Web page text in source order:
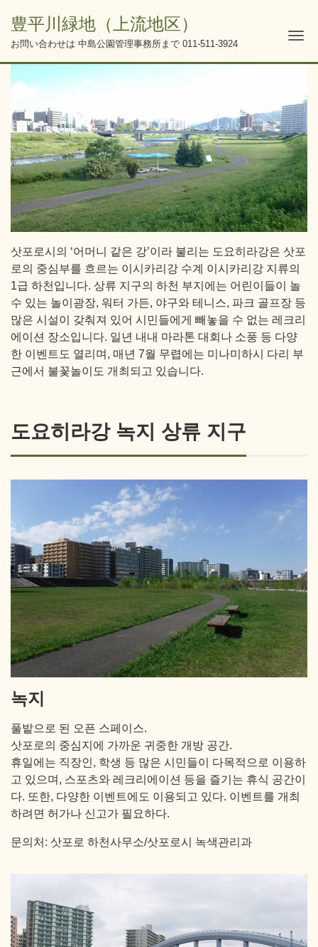
豊平川緑地（上流地区）
お問い合わせは 中島公園管理事務所まで 011-511-3924
삿포로시의 ‘어머니 같은 강’이라 불리는 도요히라강은 삿포
로의 중심부를 흐르는 이시카리강 수계 이시카리강 지류의
1급 하천입니다. 상류 지구의 하천 부지에는 어린이들이 놀
수 있는 놀이광장, 워터 가든, 야구와 테니스, 파크 골프장 등
많은 시설이 갖춰져 있어 시민들에게 빼놓을 수 없는 레크리
에이션 장소입니다. 일년 내내 마라톤 대회나 소풍 등 다양
한 이벤트도 열리며, 매년 7월 무렵에는 미나미하시 다리 부
근에서 불꽃놀이도 개최되고 있습니다.
도요히라강 녹지 상류 지구
녹지
풀밭으로 된 오픈 스페이스.
삿포로의 중심지에 가까운 귀중한 개방 공간.
휴일에는 직장인, 학생 등 많은 시민들이 다목적으로 이용하
고 있으며, 스포츠와 레크리에이션 등을 즐기는 휴식 공간이
다. 또한, 다양한 이벤트에도 이용되고 있다. 이벤트를 개최
하려면 허가나 신고가 필요하다.
문의처: 삿포로 하천사무소/삿포로시 녹색관리과